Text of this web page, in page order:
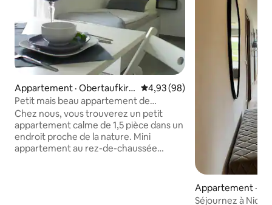
Appartement · Obertaufkirc
hen
Note moyenne de 4,93 sur 5,
4,93 (98)
Petit mais beau appartement de
vacances « Tiny »
Chez nous, vous trouverez un petit
appartement calme de 1,5 pièce dans un
endroit proche de la nature. Mini
appartement au rez-de-chaussée
Appartement ·
Séjournez à Nice :